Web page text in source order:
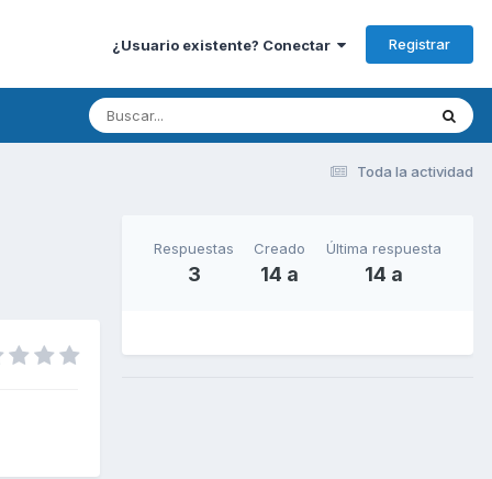
¿Usuario existente? Conectar Registrar
Toda la actividad
Respuestas
3
Creado
14 a
Última respuesta
14 a